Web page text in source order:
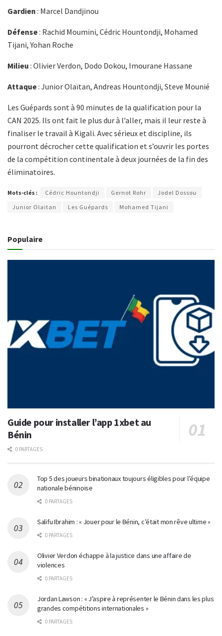
Gardien : Marcel Dandjinou
Défense: Rachid Moumini, Cédric Hountondji, Mohamed
Tijani, Yohan Roche
Milieu : Olivier Verdon, Dodo Dokou, Imourane Hassane
Attaque: Junior Olaïtan, Andreas Hountondji, Steve Mounié
Les Guépards sont à 90 minutes de la qualification pour la
CAN 2025. Ils ont fait le plus dur à l’aller, mais il leur reste à
finaliser le travail à Kigali. Avec sérieux et discipline, ils
pourront décrocher cette qualification et s’ouvrir les portes
de la compétition continentale à deux journées de la fin des
éliminatoires.
Mots-clés : Cédric Hountondji Gernot Rohr
Jodel Dossou
Junior Olaitan
Les Guépards Mohamed Tijani
Populaire
Guide pour installer l’app 1xbet au
Bénin
0 PARTAGES
Top 5 des joueurs binationaux toujours éligibles pour l’équipe
nationale béninoise
0 PARTAGES
Salifu Ibrahim : « Jouer pour le Bénin, c’était mon rêve ultime »
0 PARTAGES
Olivier Verdon échappe à la justice dans une affaire de
violences
0 PARTAGES
Jordan Lawson : « J’aspire à représenter le Bénin dans les plus
grandes compétitions internationales »
0 PARTAGES